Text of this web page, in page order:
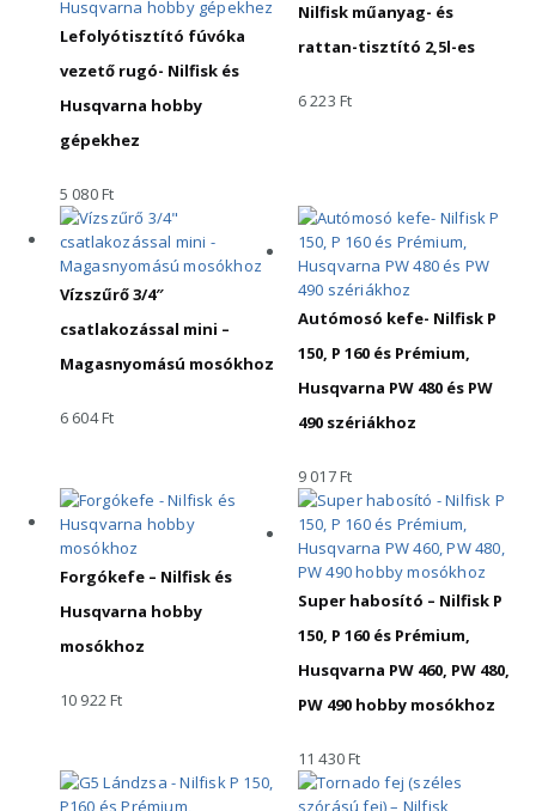
Lefolyótisztító fúvóka
vezető rugó- Nilfisk és
Husqvarna hobby
gépekhez
5 080Ft
Nilfisk műanyag- és
rattan-tisztító 2,5l-es
6 223Ft
Vízszűrő 3/4″
csatlakozással mini –
Magasnyomású mosókhoz
6 604Ft
Autómosó kefe- Nilfisk P
150, P 160 és Prémium,
Husqvarna PW 480 és PW
490 szériákhoz
9 017Ft
Forgókefe – Nilfisk és
Husqvarna hobby
mosókhoz
10 922Ft
Super habosító – Nilfisk P
150, P 160 és Prémium,
Husqvarna PW 460, PW 480,
PW 490 hobby mosókhoz
11 430Ft